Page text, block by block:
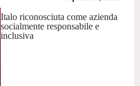
Italo riconosciuta come azienda
socialmente responsabile e
inclusiva